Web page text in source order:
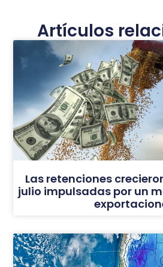
Artículos
Las retenciones
julio impulsadas por un